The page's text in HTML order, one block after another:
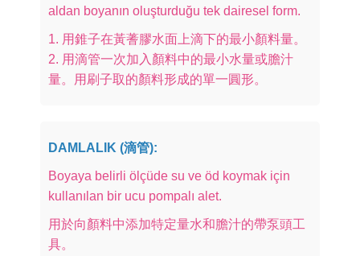
aldan boyanın oluşturduğu tek dairesel form.
1. 用錐子在黃蓍膠水面上滴下的最小顏料量。
2. 用滴管一次加入顏料中的最小水量或膽汁
量。用刷子取的顏料形成的單一圓形。
DAMLALIK (滴管):
Boyaya belirli ölçüde su ve öd koymak için
kullanılan bir ucu pompalı alet.
用於向顏料中添加特定量水和膽汁的帶泵頭工
具。